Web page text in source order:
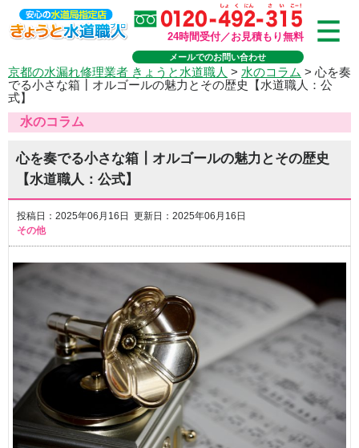
24時間受付／お見積もり無料
メールでのお問い合わせ
京都の水漏れ修理業者 きょうと水道職人 > 水のコラム > 心を奏
でる小さな箱┃オルゴールの魅力とその歴史【水道職人：公
式】
水のコラム
心を奏でる小さな箱┃オルゴールの魅力とその歴史
【水道職人：公式】
投稿日：2025年06月16日 更新日：2025年06月16日
その他